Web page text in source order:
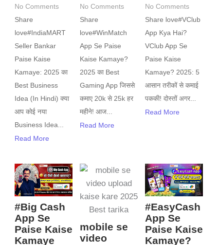
No Comments
Share
love#IndiaMART
Seller Bankar
Paise Kaise
Kamaye: 2025 का
Best Business
Idea (In Hindi) क्या
आप कोई नया
Business Idea...
Read More
No Comments
Share
love#WinMatch
App Se Paise
Kaise Kamaye?
2025 का Best
Gaming App जिससे
कमाए 20k से 25k हर
महीने! आज...
Read More
No Comments
Share love#VClub
App Kya Hai?
VClub App Se
Paise Kaise
Kamaye? 2025: 5
आसान तरीकों से कमाई
पककी! दोस्तों अगर...
Read More
#Big Cash
App Se
Paise Kaise
Kamaye
mobile se
video
#EasyCash
App Se
Paise Kaise
Kamaye?